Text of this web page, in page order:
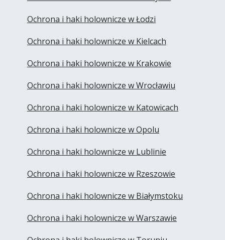
Ochrona i haki holownicze w Łodzi
Ochrona i haki holownicze w Kielcach
Ochrona i haki holownicze w Krakowie
Ochrona i haki holownicze w Wrocławiu
Ochrona i haki holownicze w Katowicach
Ochrona i haki holownicze w Opolu
Ochrona i haki holownicze w Lublinie
Ochrona i haki holownicze w Rzeszowie
Ochrona i haki holownicze w Białymstoku
Ochrona i haki holownicze w Warszawie